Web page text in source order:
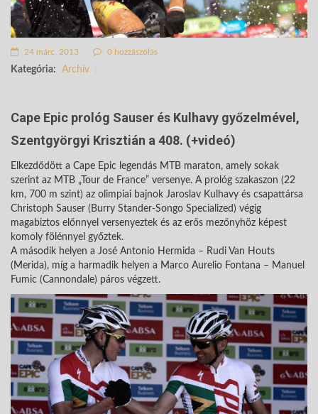
24 márc. 2013 0 hozzászólás
Kategória: Archív
Cape Epic prológ Sauser és Kulhavy győzelmével,
Szentgyörgyi Krisztián a 408. (+videó)
Elkezdődött a Cape Epic legendás MTB maraton, amely sokak
szerint az MTB „Tour de France” versenye. A prológ szakaszon (22
km, 700 m szint) az olimpiai bajnok Jaroslav Kulhavy és csapattársa
Christoph Sauser (Burry Stander-Songo Specialized) végig
magabiztos előnnyel versenyeztek és az erős mezőnyhöz képest
komoly fölénnyel győztek.
A második helyen a José Antonio Hermida – Rudi Van Houts
(Merida), míg a harmadik helyen a Marco Aurelio Fontana – Manuel
Fumic (Cannondale) páros végzett.